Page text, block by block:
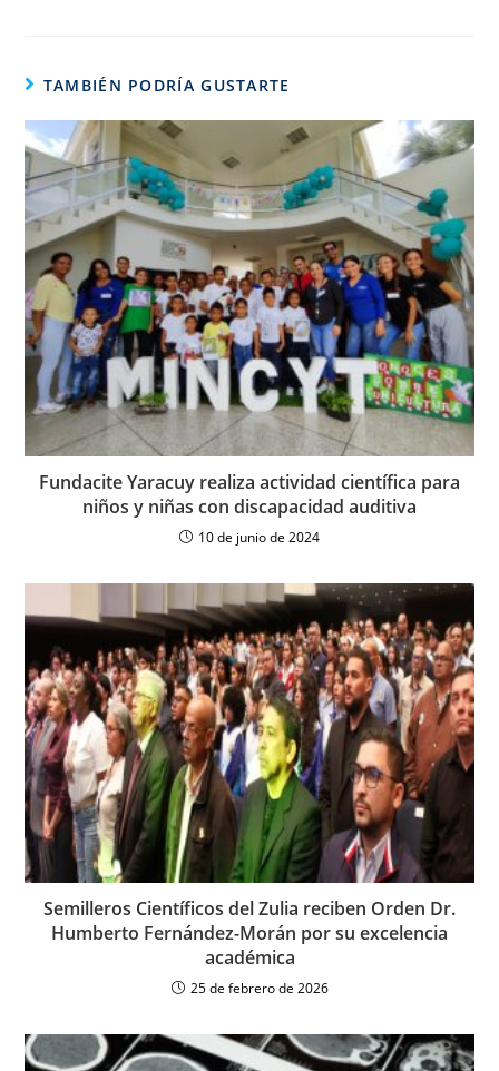
TAMBIÉN PODRÍA GUSTARTE
Fundacite Yaracuy realiza actividad científica para
niños y niñas con discapacidad auditiva
10 de junio de 2024
Semilleros Científicos del Zulia reciben Orden Dr.
Humberto Fernández-Morán por su excelencia
académica
25 de febrero de 2026